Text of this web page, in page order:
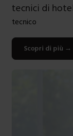
tecnici di
tecnico
Scopri di più →